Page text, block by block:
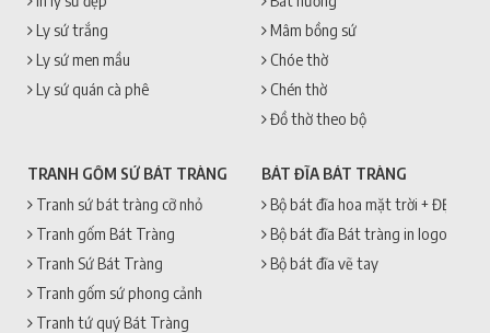
Ly sứ trắng
Ly sứ men mầu
Ly sứ quán cà phê
Mâm bồng sứ
Chóe thờ
Chén thờ
Đồ thờ theo bộ
TRANH GỐM SỨ BÁT TRÀNG
Tranh sứ bát tràng cỡ nhỏ
Tranh gốm Bát Tràng
Tranh Sứ Bát Tràng
Tranh gốm sứ phong cảnh
Tranh tứ quý Bát Tràng
BÁT ĐĨA BÁT TRÀNG
Bộ bát đĩa hoa mặt trời + ĐẸP +
Bộ bát đĩa Bát tràng in logo
Bộ bát đĩa vẽ tay